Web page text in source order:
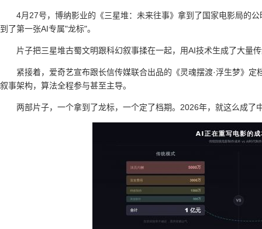
4月27号，博纳影业的《三星堆：未来往事》拿到了国家电影局的
到了第一张AI专属"龙标"。
片子把三星堆古蜀文明跟科幻叙事揉在一起，用AI技术生成了大量
紧接着，爱奇艺宣布跟长信传媒联合出品的《灵魂摆渡·浮生梦》
叙事架构，算法全程参与甚至主导。
两部片子，一个拿到了龙标，一个定了档期。2026年，就这么成了